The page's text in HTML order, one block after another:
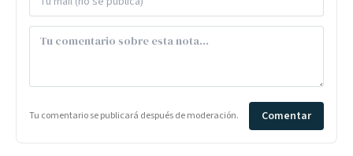
Tu comentario se publicará después de moderación. Comentar